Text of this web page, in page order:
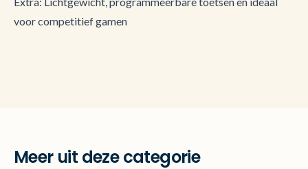
voor competitief gamen
Meer uit deze categorie